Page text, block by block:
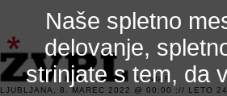
3.2 alfa R
LJUBLJANA, 8. MAREC 2022 @ 00:00 :// LETO
Naše spletno
delovanje,
strinjate s tem, da